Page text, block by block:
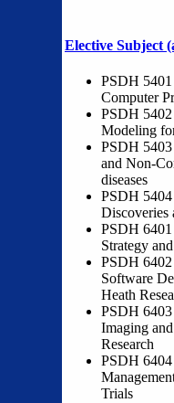
Elective Subject
PSDH
Computer
PSDH
Modeling
PSDH
and Non-
diseases
PSDH
Discoveries
PSDH
Strategy
PSDH
Software
Heath
PSDH
Imaging
Research
PSDH 6404
Trials